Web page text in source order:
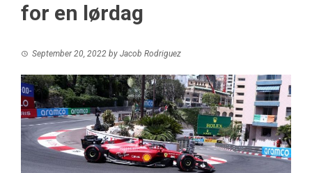
for en lørdag
September 20, 2022 by Jacob Rodriguez